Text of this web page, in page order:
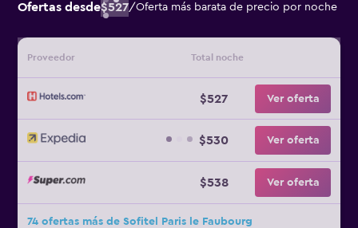
Ofertas desde$527/Oferta más barata de precio por noche
Proveedor Total noche
$527 Ver oferta
$530 Ver oferta
$538 Ver oferta
74 ofertas más de Sofitel Paris le Faubourg